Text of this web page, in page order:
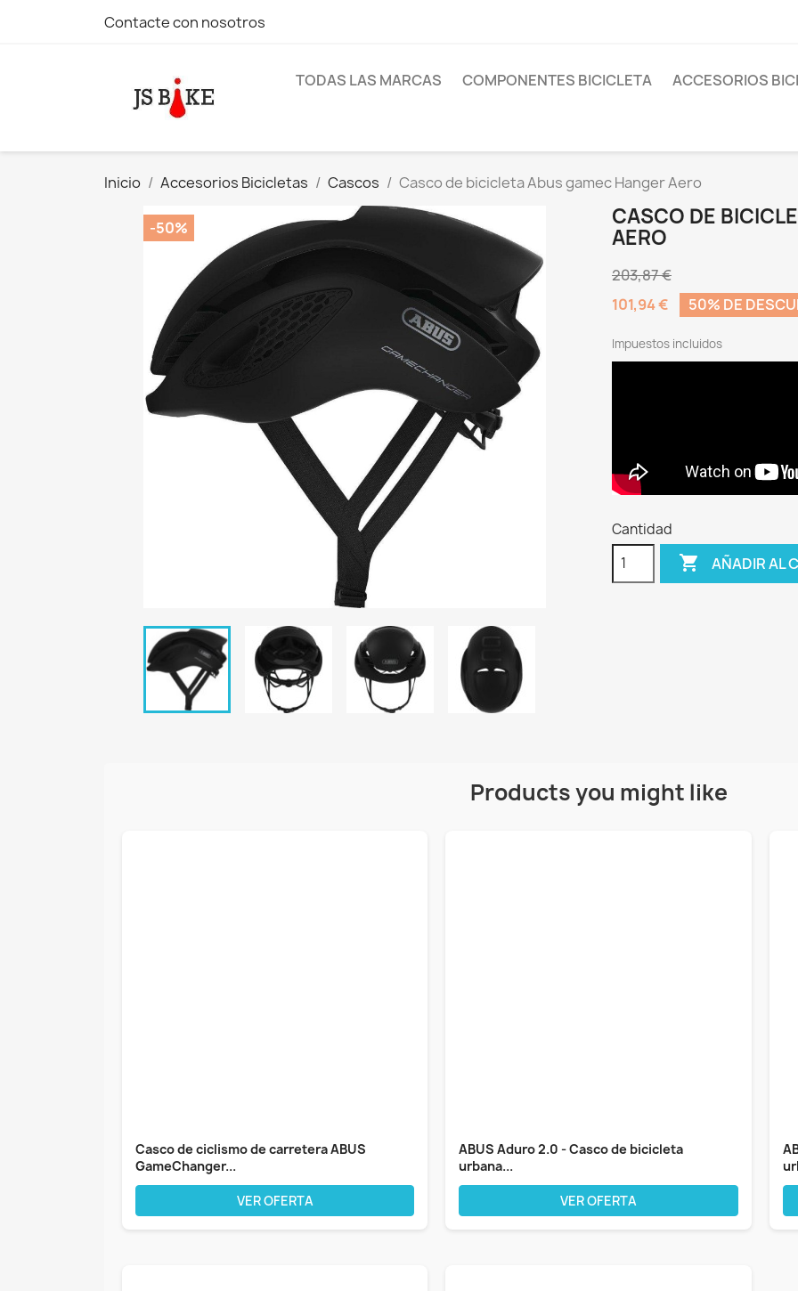
Contacte con nosotros
TODAS LAS MARCAS COMPONENTES BICICLETA ACCESORIOS
Inicio Accesorios Bicicletas Cascos Casco de bicicleta Abus gamec Hanger Aero
-50%
CASCO DE
AERO
203,87 €
101,94 €
50% DE
Impuestos incluidos
Cantidad
 AÑADIR AL
Products you might like
Casco de ciclismo de carretera ABUS
GameChanger...
VER OFERTA
ABUS Aduro 2.0 - Casco de bicicleta
urbana...
VER OFERTA